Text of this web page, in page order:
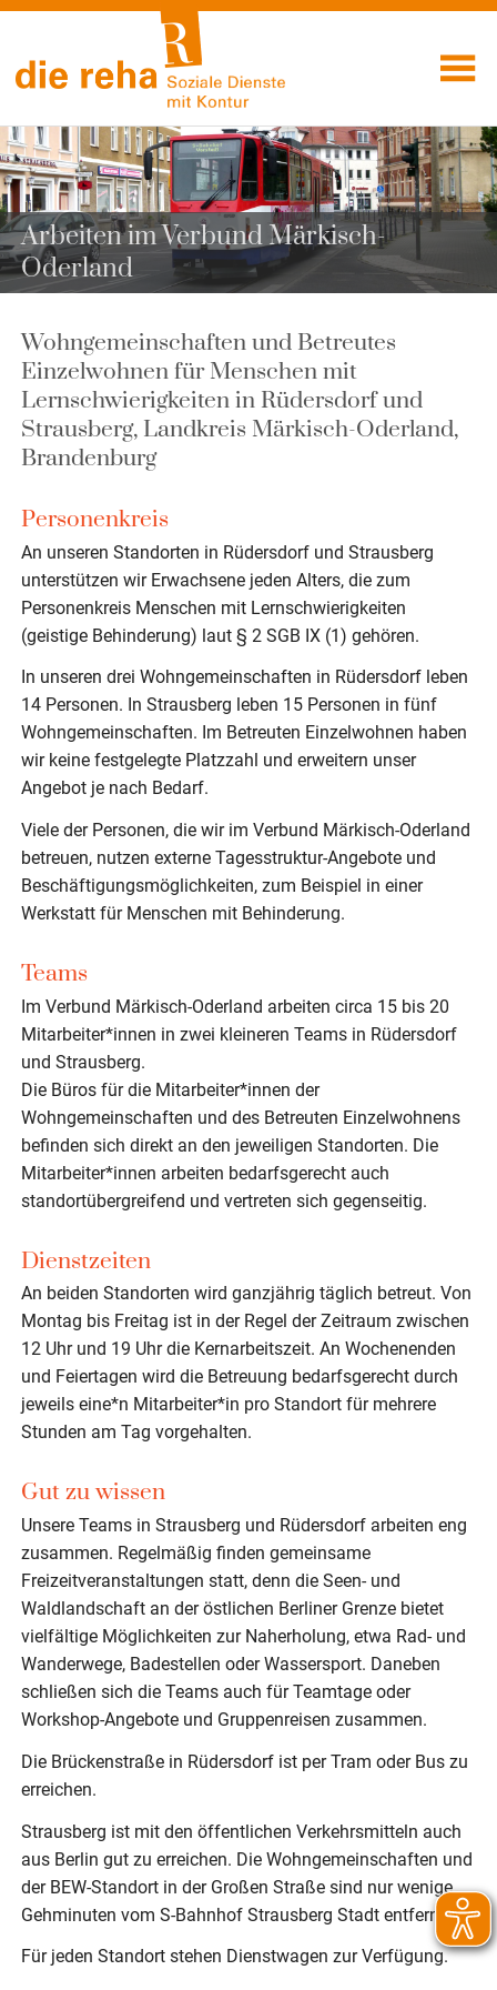
Skip
content
Visuelle
öffnen.
Soziale
Dienste mit
Kontur
Arbeiten im Verbund Märkisch-
Oderland
Wohngemeinschaften und Betreutes
Einzelwohnen für Menschen mit
Lernschwierigkeiten in Rüdersdorf und
Strausberg, Landkreis Märkisch-Oderland,
Brandenburg
Personenkreis
An unseren Standorten in Rüdersdorf und Strausberg
unterstützen wir Erwachsene jeden Alters, die zum
Personenkreis Menschen mit Lernschwierigkeiten
(geistige Behinderung) laut § 2 SGB IX (1) gehören.
In unseren drei Wohngemeinschaften in Rüdersdorf leben
14 Personen. In Strausberg leben 15 Personen in fünf
Wohngemeinschaften. Im Betreuten Einzelwohnen haben
wir keine festgelegte Platzzahl und erweitern unser
Angebot je nach Bedarf.
Viele der Personen, die wir im Verbund Märkisch-Oderland
betreuen, nutzen externe Tagesstruktur-Angebote und
Beschäftigungsmöglichkeiten, zum Beispiel in einer
Werkstatt für Menschen mit Behinderung.
Teams
Im Verbund Märkisch-Oderland arbeiten circa 15 bis 20
Mitarbeiter*innen in zwei kleineren Teams in Rüdersdorf
und Strausberg.
Die Büros für die Mitarbeiter*innen der
Wohngemeinschaften und des Betreuten Einzelwohnens
befinden sich direkt an den jeweiligen Standorten. Die
Mitarbeiter*innen arbeiten bedarfsgerecht auch
standortübergreifend und vertreten sich gegenseitig.
Dienstzeiten
An beiden Standorten wird ganzjährig täglich betreut. Von
Montag bis Freitag ist in der Regel der Zeitraum zwischen
12 Uhr und 19 Uhr die Kernarbeitszeit. An Wochenenden
und Feiertagen wird die Betreuung bedarfsgerecht durch
jeweils eine*n Mitarbeiter*in pro Standort für mehrere
Stunden am Tag vorgehalten.
Gut zu wissen
Unsere Teams in Strausberg und Rüdersdorf arbeiten eng
zusammen. Regelmäßig finden gemeinsame
Freizeitveranstaltungen statt, denn die Seen- und
Waldlandschaft an der östlichen Berliner Grenze bietet
vielfältige Möglichkeiten zur Naherholung, etwa Rad- und
Wanderwege, Badestellen oder Wassersport. Daneben
schließen sich die Teams auch für Teamtage oder
Workshop-Angebote und Gruppenreisen zusammen.
Die Brückenstraße in Rüdersdorf ist per Tram oder Bus zu
erreichen.
Strausberg ist mit den öffentlichen Verkehrsmitteln auch
aus Berlin gut zu erreichen. Die Wohngemeinschaften und
der BEW-Standort in der Großen Straße sind nur wenige
Gehminuten vom S-Bahnhof Strausberg Stadt entfernt.
Für jeden Standort stehen Dienstwagen zur Verfügung.